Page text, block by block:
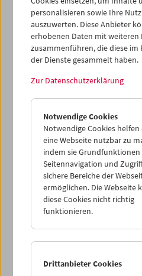
Filmmaterialien wurde vom
Ritrovatain Bologna
Im Nachlass F. W. Murnaus,
im Auftrag derFriedrich-
bewahrt, befinden sich das
Fotografien und Notizen zu
andere Dokumente, die eine
Rekonstruktion der
Erschließung und
weiterer Bestandteil des
Die gesamten
filmwissenschaftlichen
Öffentlichkeit auf der Webseite
Kinemathekonline zugänglich
Darstellung von Bewegtbild,
eröffnet den Internetnutzern
Nutzbarmachung
personalisieren sowie Ihre
auszuwerten. Diese Anbieter
erhobenen Daten mit
zusammenführen, die diese
der Dienste gesammelt haben.
Zur Datenschutzerklärung
Notwendige Cookies
Notwendige Cookies helfen
eine Webseite nutzbar zu
indem sie Grundfunktionen
Seitennavigation und
sichere Bereiche der
ermöglichen. Die Webseite
diese Cookies nicht richtig
funktionieren.
Drittanbieter Cookies